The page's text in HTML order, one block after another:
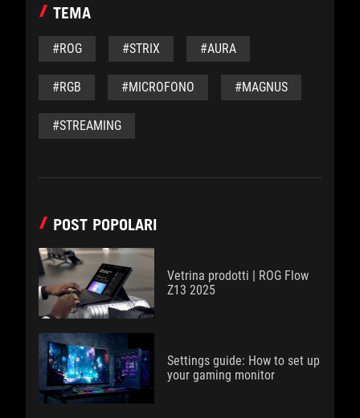
TEMA
#ROG #STRIX #AURA
#RGB #MICROFONO #MAGNUS
#STREAMING
POST POPOLARI
Vetrina prodotti | ROG Flow
Z13 2025
Settings guide: How to set up
your gaming monitor